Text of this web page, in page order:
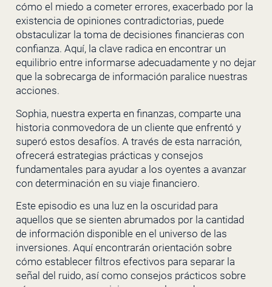
cómo el miedo a cometer errores, exacerbado por la
existencia de opiniones contradictorias, puede
obstaculizar la toma de decisiones financieras con
confianza. Aquí, la clave radica en encontrar un
equilibrio entre informarse adecuadamente y no dejar
que la sobrecarga de información paralice nuestras
acciones.
Sophia, nuestra experta en finanzas, comparte una
historia conmovedora de un cliente que enfrentó y
superó estos desafíos. A través de esta narración,
ofrecerá estrategias prácticas y consejos
fundamentales para ayudar a los oyentes a avanzar
con determinación en su viaje financiero.
Este episodio es una luz en la oscuridad para
aquellos que se sienten abrumados por la cantidad
de información disponible en el universo de las
inversiones. Aquí encontrarán orientación sobre
cómo establecer filtros efectivos para separar la
señal del ruido, así como consejos prácticos sobre